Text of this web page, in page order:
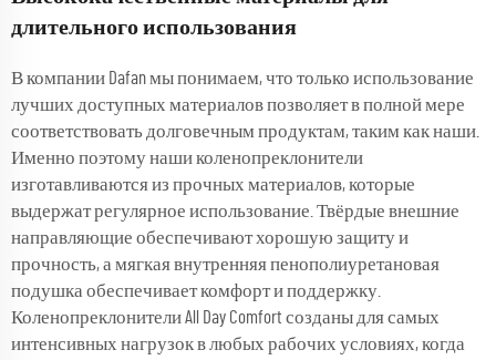
длительного использования
В компании Dafan мы понимаем, что только использование
лучших доступных материалов позволяет в полной мере
соответствовать долговечным продуктам, таким как наши.
Именно поэтому наши коленопреклонители
изготавливаются из прочных материалов, которые
выдержат регулярное использование. Твёрдые внешние
направляющие обеспечивают хорошую защиту и
прочность, а мягкая внутренняя пенополиуретановая
подушка обеспечивает комфорт и поддержку.
Коленопреклонители All Day Comfort созданы для самых
интенсивных нагрузок в любых рабочих условиях, когда